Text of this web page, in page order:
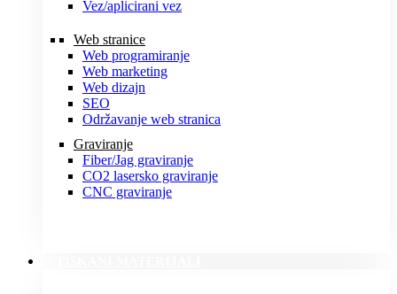
Vez/aplicirani vez
Web stranice
Web programiranje
Web marketing
Web dizajn
SEO
Održavanje web stranica
Graviranje
Fiber/Jag graviranje
CO2 lasersko graviranje
CNC graviranje